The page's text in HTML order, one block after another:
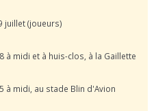
juillet (joueurs)
à midi et à huis-clos, à la Gaillette
à midi, au stade Blin d'Avion